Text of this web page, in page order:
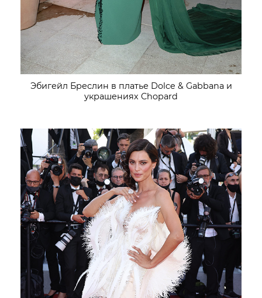
Эбигейл Бреслин в платье Dolce & Gabbana и
украшениях Chopard